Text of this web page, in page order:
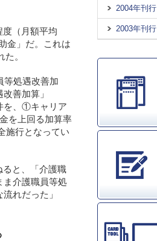
（月額平均
金」だ。これは
。
等処遇改善加
善加算」
を、①キャリア
を上回る加算率
施行となってい
ると、「介護職
ま介護職員等処
れだった」
2004年刊行
2003年刊行